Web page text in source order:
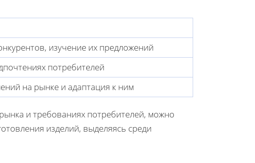
изучение их предложений
потребителей
на рынке и адаптация к ним
и требованиях потребителей, можно
изделий, выделяясь среди